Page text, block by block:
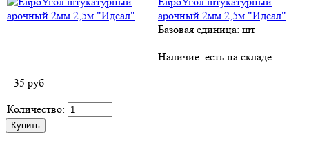
арочный 2мм 2,5м "Идеал"
Базовая единица: шт
Наличие: есть на складе
35 руб
Количество: